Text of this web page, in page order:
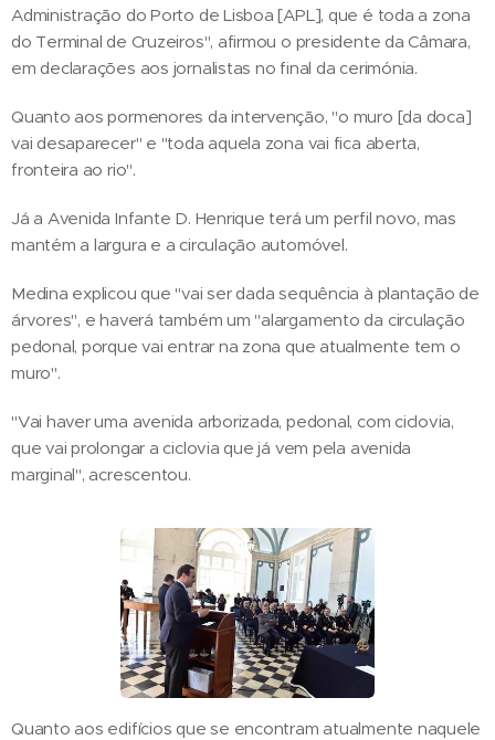
Administração do Porto de Lisboa [APL], que é toda a zona
do Terminal de Cruzeiros", afirmou o presidente da Câmara,
em declarações aos jornalistas no final da cerimónia.
Quanto aos pormenores da intervenção, "o muro [da doca]
vai desaparecer" e "toda aquela zona vai fica aberta,
fronteira ao rio".
Já a Avenida Infante D. Henrique terá um perfil novo, mas
mantém a largura e a circulação automóvel.
Medina explicou que "vai ser dada sequência à plantação de
árvores", e haverá também um "alargamento da circulação
pedonal, porque vai entrar na zona que atualmente tem o
muro".
"Vai haver uma avenida arborizada, pedonal, com ciclovia,
que vai prolongar a ciclovia que já vem pela avenida
marginal", acrescentou.
Quanto aos edifícios que se encontram atualmente naquele